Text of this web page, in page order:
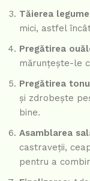
Tăierea
mici, astfel
Pregătirea
mărunțește-le
Pregătirea
și zdrobește
bine.
Asamblarea
castraveții,
pentru a